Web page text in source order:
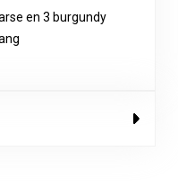
en 3 burgundy